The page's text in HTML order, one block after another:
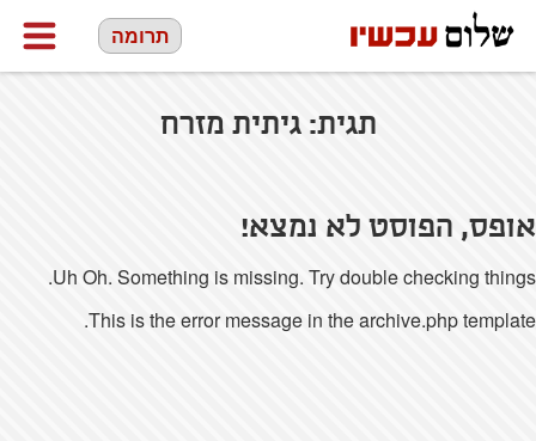
תרומה
תגית:גיתית מזרח
אופס, הפוסט לא נמצא!
Uh Oh. Something is missing. Try double checking things.
This is the error message in the archive.php template.